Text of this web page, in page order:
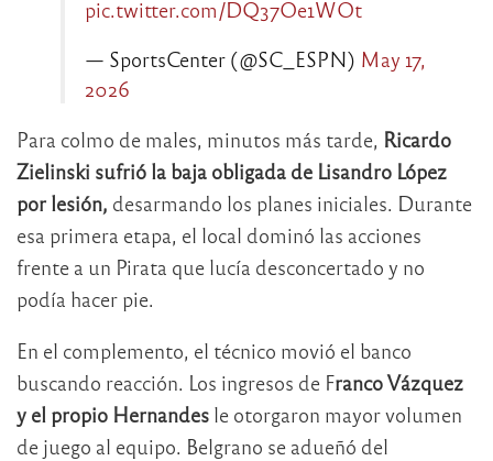
pic.twitter.com/DQ37Oe1WOt
— SportsCenter (@SC_ESPN) May 17,
2026
Para colmo de males, minutos más tarde, Ricardo
Zielinski sufrió la baja obligada de Lisandro López
por lesión, desarmando los planes iniciales. Durante
esa primera etapa, el local dominó las acciones
frente a un Pirata que lucía desconcertado y no
podía hacer pie.
En el complemento, el técnico movió el banco
buscando reacción. Los ingresos de Franco Vázquez
y el propio Hernandes le otorgaron mayor volumen
de juego al equipo. Belgrano se adueñó del